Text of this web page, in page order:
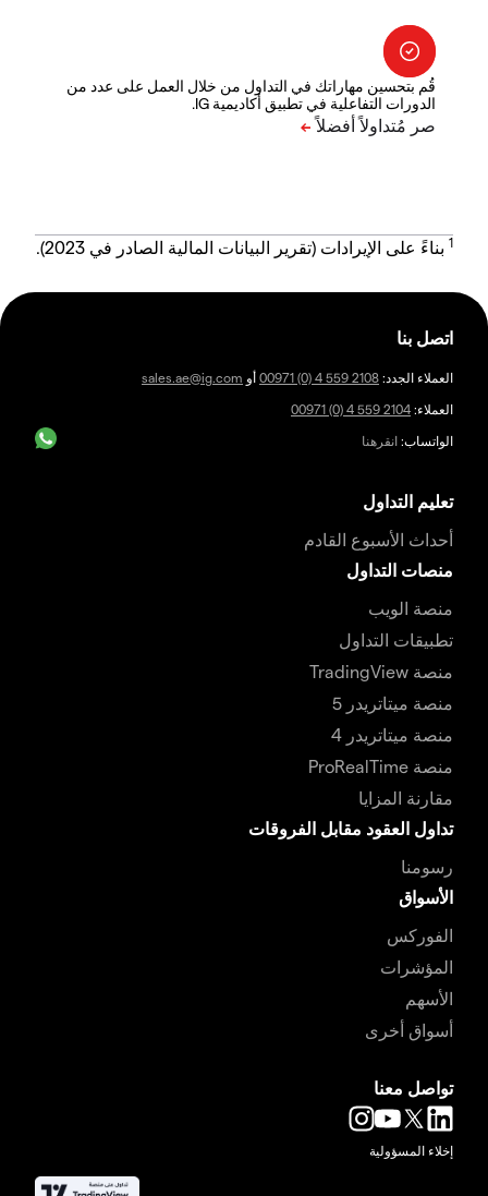
قُم بتحسين مهاراتك في التداول من خلال العمل على عدد من
الدورات التفاعلية في تطبيق أكاديمية IG.
1 بناءً على الإيرادات (تقرير البيانات المالية الصادر في 2023).
اتصل بنا
العملاء الجدد: 00971 (0) 4 559 2108 أو sales.ae@ig.com
العملاء: 00971 (0) 4 559 2104
الواتساب: انقرهنا
تعليم التداول
أحداث الأسبوع القادم
منصات التداول
منصة الويب
تطبيقات التداول
منصة TradingView
منصة ميتاتريدر 5
منصة ميتاتريدر 4
منصة ProRealTime
مقارنة المزايا
تداول العقود مقابل الفروقات
رسومنا
الأسواق
الفوركس
المؤشرات
الأسهم
أسواق أخرى
تواصل معنا
إخلاء المسؤولية